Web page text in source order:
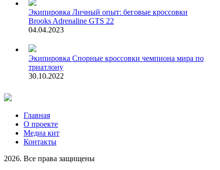
Экипировка Личный опыт: беговые кроссовки
Brooks Adrenaline GTS 22
04.04.2023
Экипировка Спорные кроссовки чемпиона мира по
триатлону
30.10.2022
Главная
О проекте
Медиа кит
Контакты
2026. Все права защищены